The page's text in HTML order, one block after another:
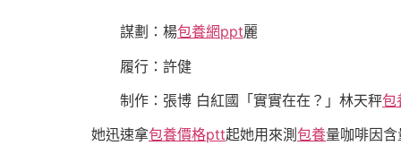
謀劃：楊包養網ppt麗
履行：許健
制作：張博 白紅國「實實在在？」林天秤包
她迅速拿包養價格ptt起她用來測 包養量咖啡因